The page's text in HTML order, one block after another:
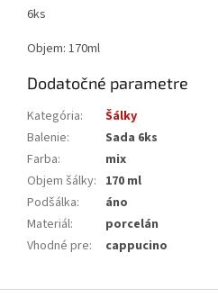
6ks
Objem: 170ml
Dodatočné parametre
Kategória:
Šálky
Balenie:
Sada 6ks
Farba:
mix
Objem šálky: 170 ml
Podšálka:
áno
Materiál:
porcelán
Vhodné pre: cappucino